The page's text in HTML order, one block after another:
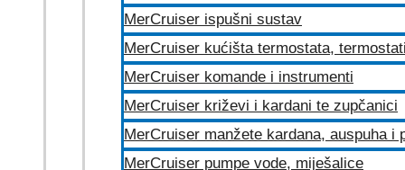
MerCruiser ispušni sustav
MerCruiser kućišta termostata, termostati
MerCruiser komande i instrumenti
MerCruiser križevi i kardani te zupčanici
MerCruiser manžete kardana, auspuha i
MerCruiser pumpe vode, miješalice